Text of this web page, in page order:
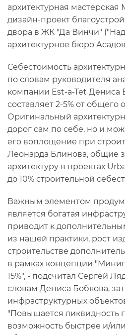
архитектурная мастерская
дизайн-проект
двора в ЖК "Да Винчи"
архитектурное бюро
Себестоимость
по словам руководителя
компании Est-a-Tet Дениса
составляет 2-5% от общего
Оригинальный
дорог сам по себе, но и
его воплощение при
Леонарда Блинова, общие
архитектуру в проектах
до 10% строительной
Важным элементом
является богатая
приводит к
из нашей практики, рост
строительстве
в рамках концепции
15%", - подсчитал Сергей
словам Дениса Бобкова,
инфраструктурных
"Повышается ликвидность
возможность быстрее и/